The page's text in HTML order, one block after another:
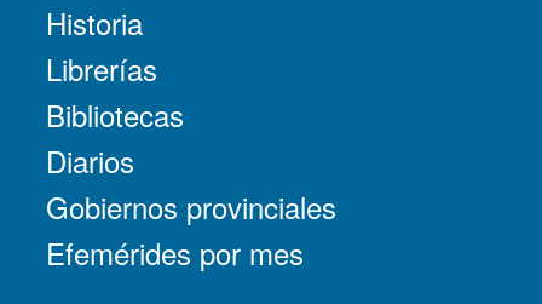
Historia
Librerías
Bibliotecas
Diarios
Gobiernos provinciales
Efemérides por mes